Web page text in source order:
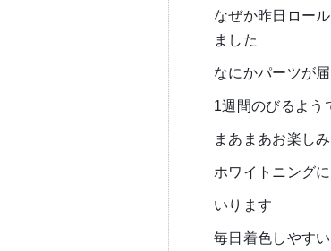
なぜか昨日ロー
ました
なにかパーツが
1週間のびるよう
まあまあお楽し
ホワイトニング
いります
毎日着色しやす